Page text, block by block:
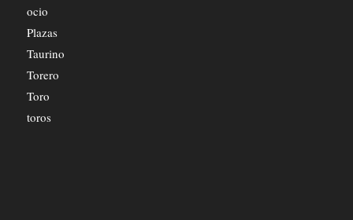
ocio
Plazas
Taurino
Torero
Toro
toros